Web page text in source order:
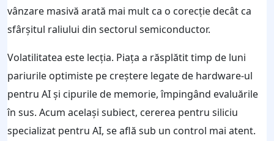
vânzare masivă arată mai mult ca o corecție decât ca
sfârșitul raliului din sectorul semiconductor.
Volatilitatea este lecția. Piața a răsplătit timp de luni
pariurile optimiste pe creștere legate de hardware-ul
pentru AI și cipurile de memorie, împingând evaluările
în sus. Acum același subiect, cererea pentru siliciu
specializat pentru AI, se află sub un control mai atent.